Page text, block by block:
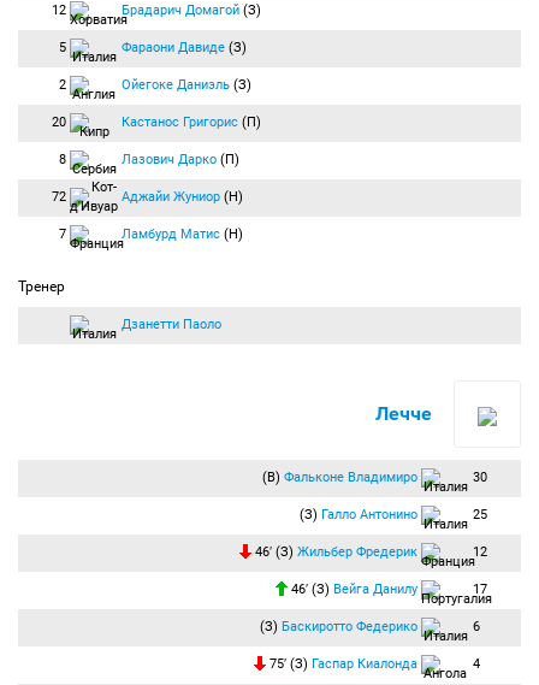
12 Брадарич Домагой (З)
5 Фараони Давиде (З)
2 Ойегоке Даниэль (З)
20 Кастанос Григорис (П)
8 Лазович Дарко (П)
72 Аджайи Жуниор (Н)
7 Ламбурд Матис (Н)
Тренер
Дзанетти Паоло
Лечче
(В) Фальконе Владимиро 30
(З) Галло Антонино 25
46′ (З) Жильбер Фредерик 12
46′ (З) Вейга Данилу 17
(З) Баскиротто Федерико 6
75′ (З) Гаспар Киалонда 4